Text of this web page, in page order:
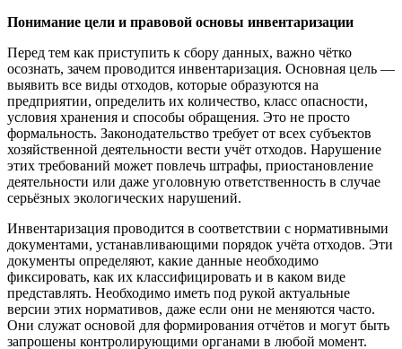
Понимание цели и правовой основы инвентаризации
Перед тем как приступить к сбору данных, важно чётко
осознать, зачем проводится инвентаризация. Основная цель —
выявить все виды отходов, которые образуются на
предприятии, определить их количество, класс опасности,
условия хранения и способы обращения. Это не просто
формальность. Законодательство требует от всех субъектов
хозяйственной деятельности вести учёт отходов. Нарушение
этих требований может повлечь штрафы, приостановление
деятельности или даже уголовную ответственность в случае
серьёзных экологических нарушений.
Инвентаризация проводится в соответствии с нормативными
документами, устанавливающими порядок учёта отходов. Эти
документы определяют, какие данные необходимо
фиксировать, как их классифицировать и в каком виде
представлять. Необходимо иметь под рукой актуальные
версии этих нормативов, даже если они не меняются часто.
Они служат основой для формирования отчётов и могут быть
запрошены контролирующими органами в любой момент.